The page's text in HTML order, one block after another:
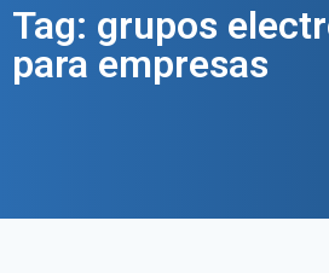
Tag: grupos
para empresas